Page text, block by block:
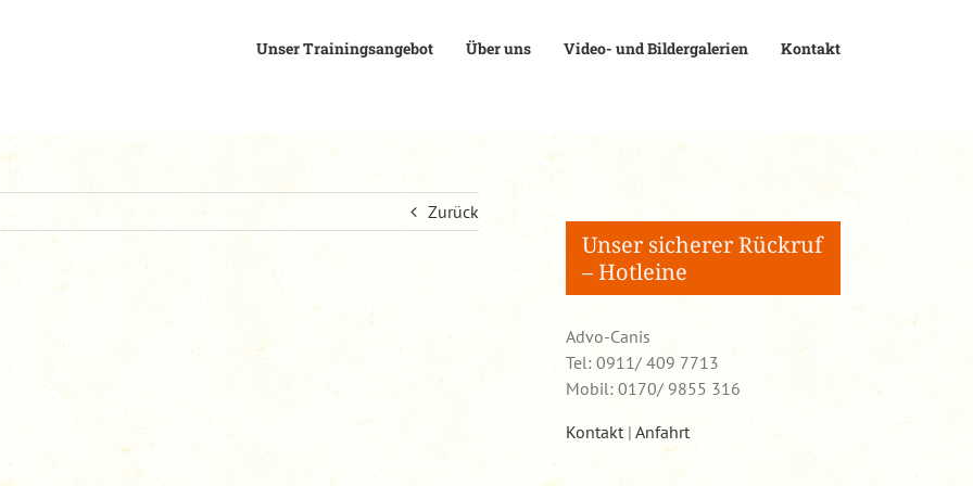
Unser Trainingsangebot Über uns Video- und Bildergalerien Kontakt
Zurück
Unser sicherer Rückruf
– Hotleine
Advo-Canis
Tel: 0911/ 409 7713
Mobil: 0170/ 9855 316
Kontakt| Anfahrt